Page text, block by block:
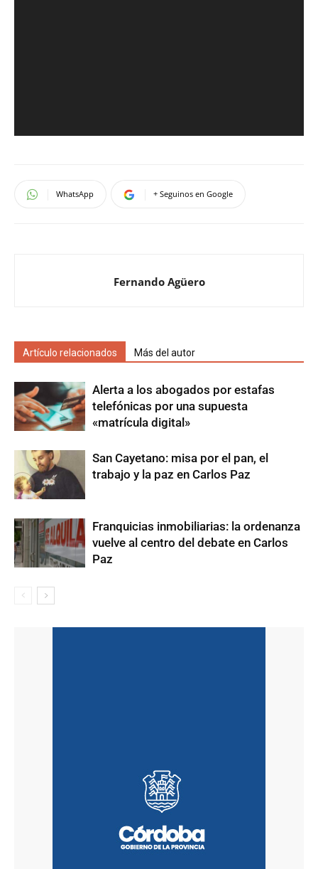
WhatsApp + Seguinos en Google
Fernando Agüero
Artículo relacionados Más del autor
Alerta a los abogados por estafas
telefónicas por una supuesta
«matrícula digital»
San Cayetano: misa por el pan, el
trabajo y la paz en Carlos Paz
Franquicias inmobiliarias: la ordenanza
vuelve al centro del debate en Carlos
Paz